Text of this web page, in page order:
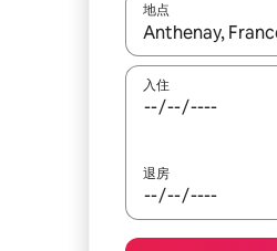
地点
如有搜索结果，请
入住
退房